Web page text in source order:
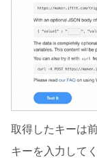
取得したキーは
キーを入力して